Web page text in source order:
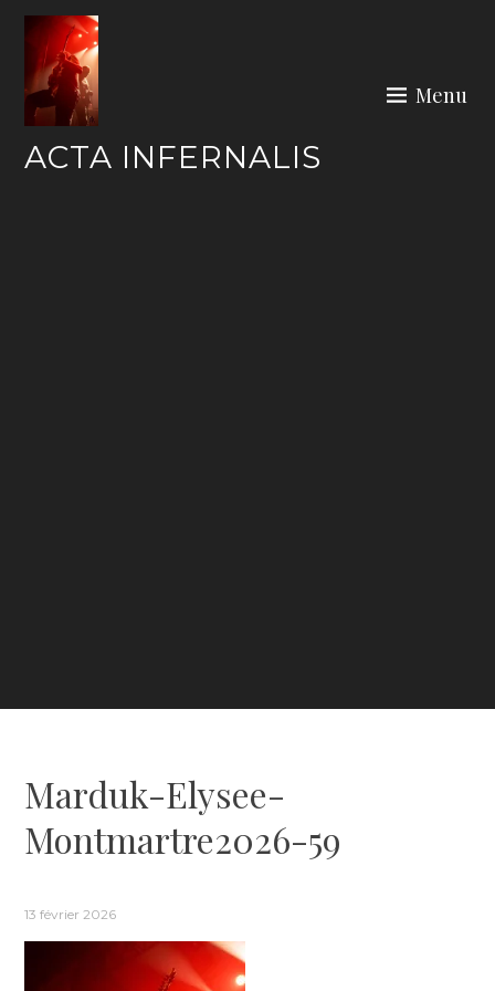
Skip
content
ACTA INFERNALIS
Menu
Marduk-Elysee-
Montmartre2026-59
13 février 2026